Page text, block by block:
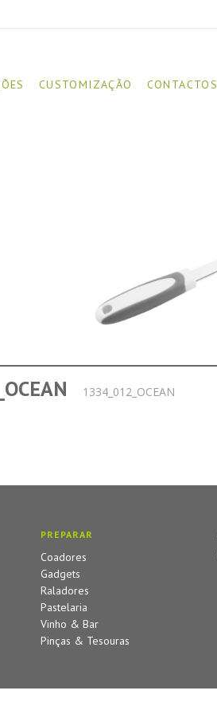
CUSTOMIZAÇÃO CONTACTOS
1334_012_OCEAN
PREPARAR
Coadores
Gadgets
Raladores
Pastelaria
Vinho & Bar
Pinças & Tesouras